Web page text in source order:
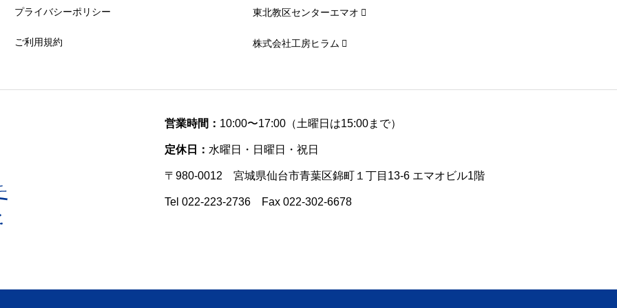
プライバシーポリシー
ご利用規約
東北教区センターエマオ
株式会社工房ヒラム
営業時間： 10:00〜17:00（土曜日は15:00まで）
定休日： 水曜日・日曜日・祝日
〒980-0012 宮城県仙台市青葉区錦町１丁目13-6 エマオビル1階
Tel 022-223-2736 Fax 022-302-6678